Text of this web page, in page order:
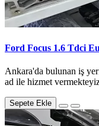
Ford Focus 1.6 Tdci
Ankara'da bulunan iş
ad ile hizmet
Sepete Ekle